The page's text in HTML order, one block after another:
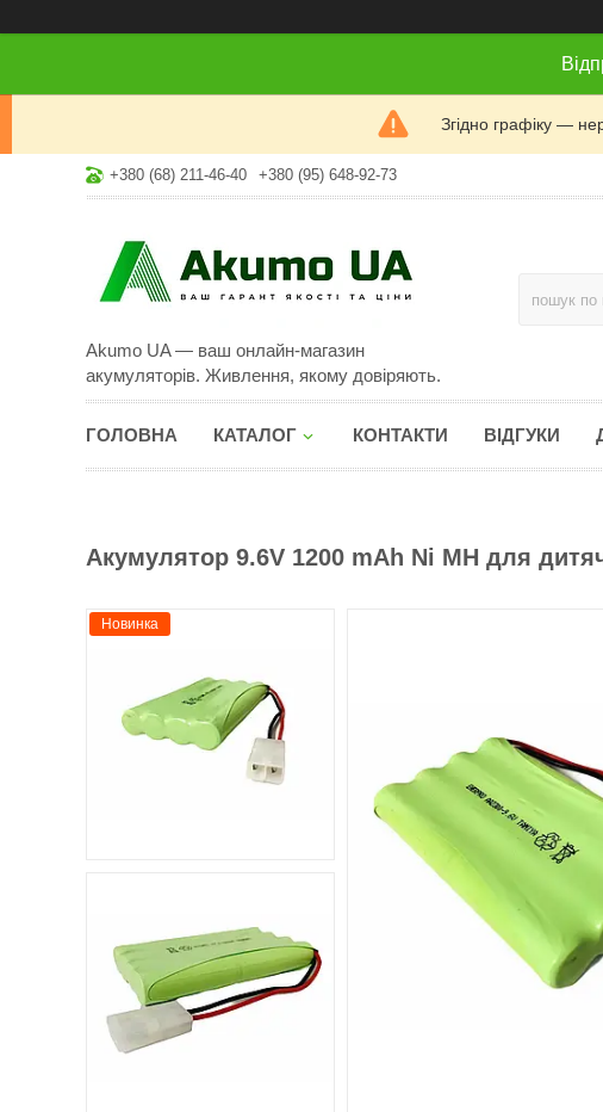
Згідно графіку —
+380 (68) 211-46-40 +380 (95) 648-92-73
Akumo UA — ваш онлайн-магазин
акумуляторів. Живлення, якому довіряють.
ГОЛОВНА КАТАЛОГ КОНТАКТИ ВІДГУКИ
Акумулятор 9.6V 1200 mAh Ni MH для
Новинка